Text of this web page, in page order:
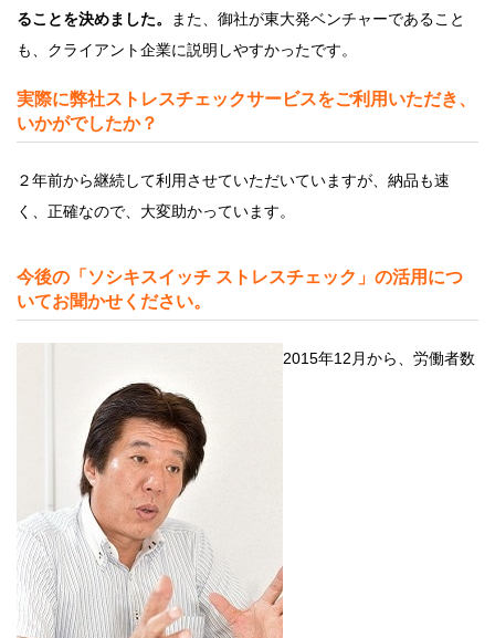
ることを決めました。
また、御社が東大発ベンチャーであること
も、クライアント企業に説明しやすかったです。
実際に弊社ストレスチェックサービスをご利用いただき、
いかがでしたか？
２年前から継続して利用させていただいていますが、納品も速
く、正確なので、大変助かっています。
今後の「ソシキスイッチ ストレスチェック」の活用につ
いてお聞かせください。
2015年12月から、労働者数